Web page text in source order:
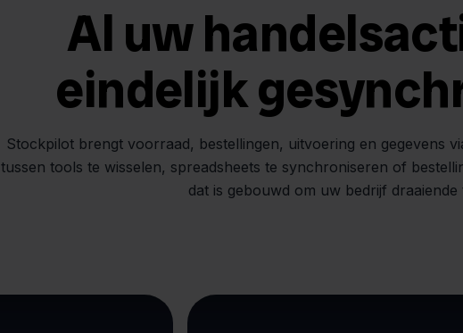
Al uw
eindelijk
Stockpilot brengt voorraad, bestellingen, uitvoering en gegevens
tussen tools te wisselen, spreadsheets te synchroniseren of
dat is gebouwd om uw bedrijf draaiende